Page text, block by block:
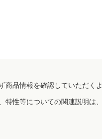
品情報を確認していただく
性等についての関連説明は